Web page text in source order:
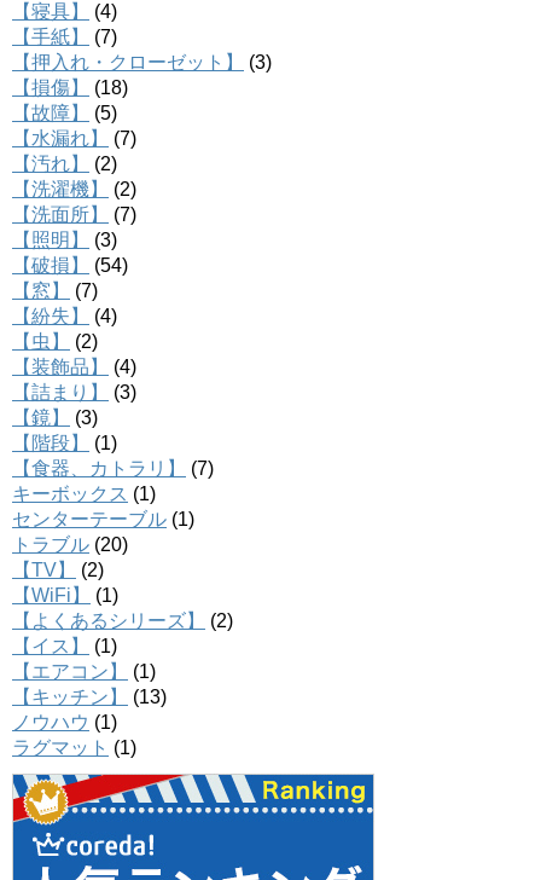
【寝具】
(4)
【手紙】
(7)
【押入れ・クローゼット】
(3)
【損傷】
(18)
【故障】
(5)
【水漏れ】
(7)
【汚れ】
(2)
【洗濯機】
(2)
【洗面所】
(7)
【照明】
(3)
【破損】
(54)
【窓】
(7)
【紛失】
(4)
【虫】
(2)
【装飾品】
(4)
【詰まり】
(3)
【鏡】
(3)
【階段】
(1)
【食器、カトラリ】
(7)
キーボックス (1)
センターテーブル (1)
トラブル (20)
【TV】
(2)
【WiFi】
(1)
【よくあるシリーズ】
(2)
【イス】
(1)
【エアコン】
(1)
【キッチン】
(13)
ノウハウ (1)
ラグマット (1)